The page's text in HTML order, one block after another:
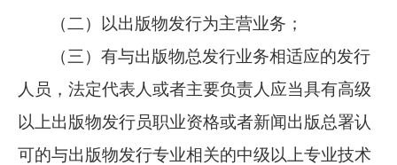
（二）以出版物发行为主营业务；
（三）有与出版物总发行业务相适应的发行
人员，法定代表人或者主要负责人应当具有高级
以上出版物发行员职业资格或者新闻出版总署认
可的与出版物发行专业相关的中级以上专业技术